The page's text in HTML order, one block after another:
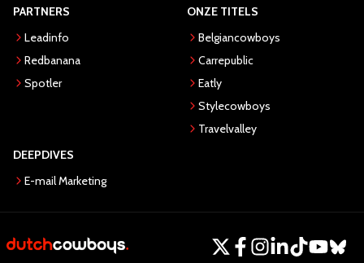
PARTNERS
Leadinfo
Redbanana
Spotler
ONZE TITELS
Belgiancowboys
Carrepublic
Eatly
Stylecowboys
Travelvalley
DEEPDIVES
E-mail Marketing